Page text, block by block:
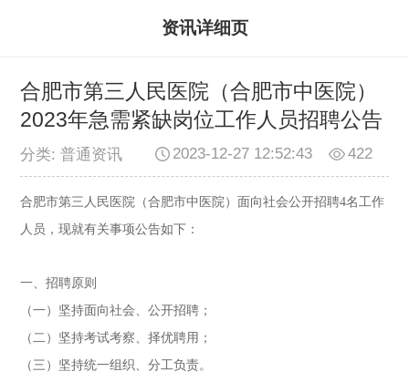
资讯详细页
合肥市第三人民医院（合肥市中医院）
2023年急需紧缺岗位工作人员招聘公告
分类: 普通资讯 422
2023-12-27 12:52:43
合肥市第三人民医院（合肥市中医院）面向社会公开招聘4名工作
人员，现就有关事项公告如下：
一、招聘原则
（一）坚持面向社会、公开招聘；
（二）坚持考试考察、择优聘用；
（三）坚持统一组织、分工负责。